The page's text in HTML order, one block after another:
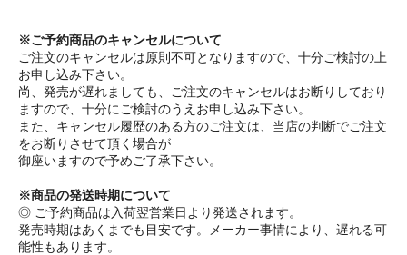
※ご予約商品のキャンセルについて
ご注文のキャンセルは原則不可となりますので、十分ご検討の上
お申し込み下さい。
尚、発売が遅れましても、ご注文のキャンセルはお断りしており
ますので、十分にご検討のうえお申し込み下さい。
また、キャンセル履歴のある方のご注文は、当店の判断でご注文
をお断りさせて頂く場合が
御座いますので予めご了承下さい。
※商品の発送時期について
◎ ご予約商品は入荷翌営業日より発送されます。
発売時期はあくまでも目安です。メーカー事情により、遅れる可
能性もあります。